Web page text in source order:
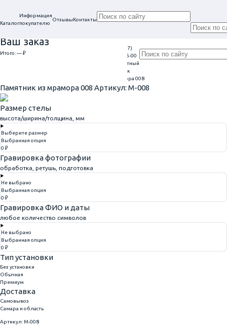
Каталог
Информация
покупателю
ОтзывыКонтакты
Ваш заказ
Итого:— ₽
Проконсультируем
+7 (917)
113-05-00
Обратный
звонок
Памятник из мрамора 008
Памятник из мрамора 008 Артикул: M-008
Размер стелы
высота/ширина/толщина, мм
Выберите размер
Выбранная опция
0 ₽
Гравировка фотографии
обработка, ретушь, подготовка
Не выбрано
Выбранная опция
0 ₽
Гравировка ФИО и даты
любое количество символов
Не выбрано
Выбранная опция
0 ₽
Тип установки
Без установки
Обычная
Премиум
Доставка
Самовывоз
Самара и область
Артикул: M-008